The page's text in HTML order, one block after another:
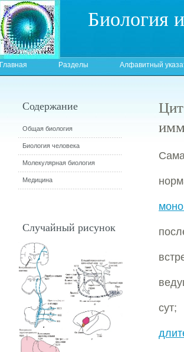
Биология
Главная Разделы Алфавитный
Содержание
Общая биология
Биология человека
Молекулярная биология
Медицина
Случайный рисунок